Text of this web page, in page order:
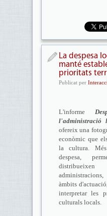
La despesa
manté
prioritats
Publicat per
L'informe
l'administració
ofereix una
econòmic que
la cultura.
despesa,
àmbits
interpretar les
culturals locals.